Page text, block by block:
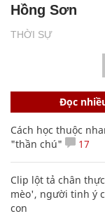
THỜI SỰ
Hồng Sơn
Đọc
Cách học thuộc
"thần chú"
17
Clip lột tả chân
mèo', người tinh ý
con